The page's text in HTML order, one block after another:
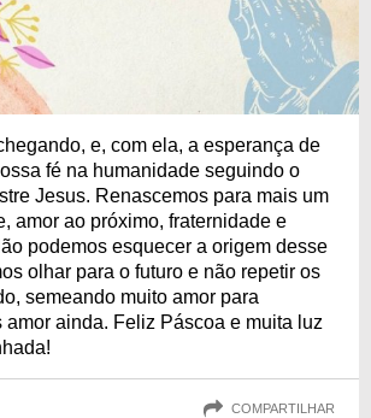
e, com ela, a esperança de
fé na humanidade seguindo o
Jesus. Renascemos para mais um
amor ao próximo, fraternidade e
podemos esquecer a origem desse
olhar para o futuro e não repetir os
semeando muito amor para
amor ainda. Feliz Páscoa e muita luz
COMPARTILHAR